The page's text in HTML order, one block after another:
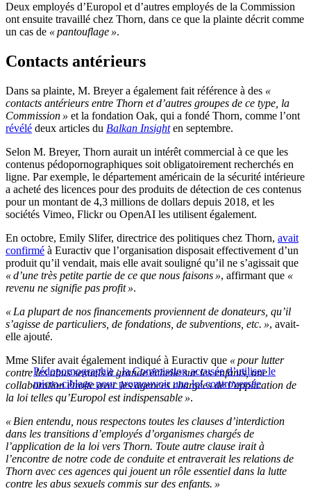
Deux employés d’Europol et d’autres employés de la Commission
ont ensuite travaillé chez Thorn, dans ce que la plainte décrit comme
un cas de « pantouflage ».
Contacts antérieurs
Dans sa plainte, M. Breyer a également fait référence à des «
contacts antérieurs entre Thorn et d’autres groupes de ce type, la
Commission » et la fondation Oak, qui a fondé Thorn, comme l’ont
révélé deux articles du Balkan Insighten septembre.
Selon M. Breyer, Thorn aurait un intérêt commercial à ce que les
contenus pédopornographiques soit obligatoirement recherchés en
ligne. Par exemple, le département américain de la sécurité intérieure
a acheté des licences pour des produits de détection de ces contenus
pour un montant de 4,3 millions de dollars depuis 2018, et les
sociétés Vimeo, Flickr ou OpenAI les utilisent également.
En octobre, Emily Slifer, directrice des politiques chez Thorn, avait
confirmé à Euractiv que l’organisation disposait effectivement d’un
produit qu’il vendait, mais elle avait souligné qu’il ne s’agissait que
« d’une très petite partie de ce que nous faisons », affirmant que «
revenu ne signifie pas profit ».
« La plupart de nos financements proviennent de donateurs, qu’il
s’agisse de particuliers, de fondations, de subventions, etc. », avait-
elle ajouté.
Pédopornographie : la Commission accusée d’utiliser le
micro-ciblage pour promouvoir une loi controversée
Mme Slifer avait également indiqué à Euractiv que « pour lutter
contre les abus sexuels à grande échelle sur les enfants, une
collaboration étroite avec les agences chargées de l’application de
la loi telles qu’Europol est indispensable ».
« Bien entendu, nous respectons toutes les clauses d’interdiction
dans les transitions d’employés d’organismes chargés de
l’application de la loi vers Thorn. Toute autre clause irait à
l’encontre de notre code de conduite et entraverait les relations de
Thorn avec ces agences qui jouent un rôle essentiel dans la lutte
contre les abus sexuels commis sur des enfants. »